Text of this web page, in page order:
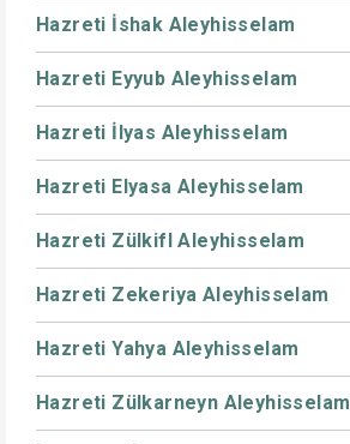
Hazreti İshak Aleyhisselam
Hazreti Eyyub Aleyhisselam
Hazreti İlyas Aleyhisselam
Hazreti Elyasa Aleyhisselam
Hazreti Zülkifl Aleyhisselam
Hazreti Zekeriya Aleyhisselam
Hazreti Yahya Aleyhisselam
Hazreti Zülkarneyn Aleyhisselam